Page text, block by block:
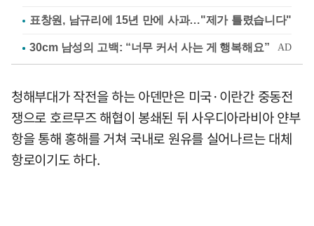
표창원, 남규리에 15년 만에 사과…"제가 틀렸습니다"
청해부대가 작전을 하는 아덴만은 미국·이란간 중동전
쟁으로 호르무즈 해협이 봉쇄된 뒤 사우디아라비아 얀부
항을 통해 홍해를 거쳐 국내로 원유를 실어나르는 대체
항로이기도 하다.